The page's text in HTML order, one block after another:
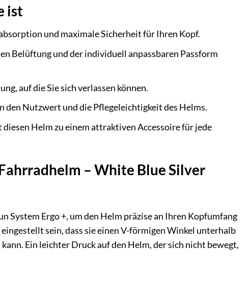
ist
und maximale Sicherheit für Ihren Kopf.
Belüftung und der individuell anpassbaren Passform
auf die Sie sich verlassen können.
den Nutzwert und die Pflegeleichtigkeit des Helms.
Helm zu einem attraktiven Accessoire für jede
– White Blue Silver
System Ergo +, um den Helm präzise an Ihren Kopfumfang
sein, dass sie einen V-förmigen Winkel unterhalb
Ein leichter Druck auf den Helm, der sich nicht bewegt,